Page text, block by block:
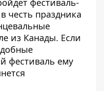
честь праздника
из Канады. Если
фестиваль ему